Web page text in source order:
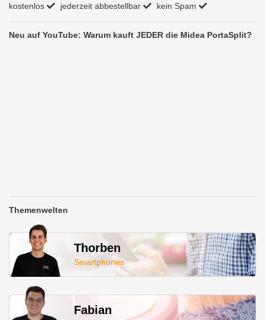
kostenlos jederzeit abbestellbar kein Spam
Neu auf YouTube: Warum kauft JEDER die Midea PortaSplit?
Themenwelten
Thorben
Smartphones
Fabian